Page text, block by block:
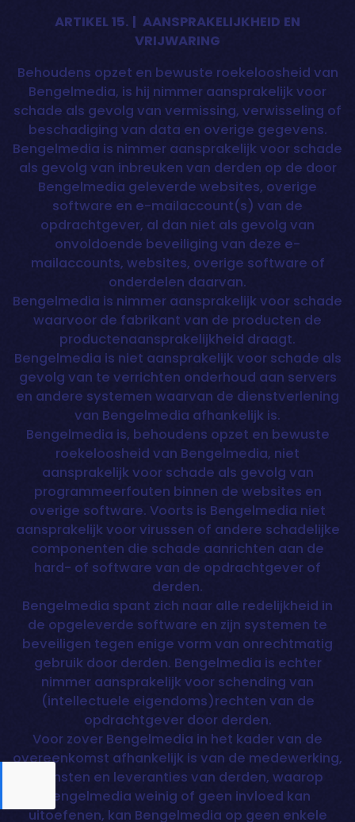
ARTIKEL 15. | AANSPRAKELIJKHEID EN
VRIJWARING
Behoudens opzet en bewuste roekeloosheid van
Bengelmedia, is hij nimmer aansprakelijk voor
schade als gevolg van vermissing, verwisseling of
beschadiging van data en overige gegevens.
Bengelmedia is nimmer aansprakelijk voor schade
als gevolg van inbreuken van derden op de door
Bengelmedia geleverde websites, overige
software en e-mailaccount(s) van de
opdrachtgever, al dan niet als gevolg van
onvoldoende beveiliging van deze e-
mailaccounts, websites, overige software of
onderdelen daarvan.
Bengelmedia is nimmer aansprakelijk voor schade
waarvoor de fabrikant van de producten de
productenaansprakelijkheid draagt.
Bengelmedia is niet aansprakelijk voor schade als
gevolg van te verrichten onderhoud aan servers
en andere systemen waarvan de dienstverlening
van Bengelmedia afhankelijk is.
Bengelmedia is, behoudens opzet en bewuste
roekeloosheid van Bengelmedia, niet
aansprakelijk voor schade als gevolg van
programmeerfouten binnen de websites en
overige software. Voorts is Bengelmedia niet
aansprakelijk voor virussen of andere schadelijke
componenten die schade aanrichten aan de
hard- of software van de opdrachtgever of
derden.
Bengelmedia spant zich naar alle redelijkheid in
de opgeleverde software en zijn systemen te
beveiligen tegen enige vorm van onrechtmatig
gebruik door derden. Bengelmedia is echter
nimmer aansprakelijk voor schending van
(intellectuele eigendoms)rechten van de
opdrachtgever door derden.
Voor zover Bengelmedia in het kader van de
overeenkomst afhankelijk is van de medewerking,
diensten en leveranties van derden, waarop
Bengelmedia weinig of geen invloed kan
uitoefenen, kan Bengelmedia op geen enkele